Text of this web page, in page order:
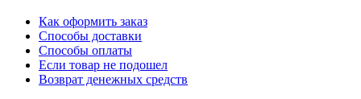
Как оформить заказ
Способы доставки
Способы оплаты
Если товар не подошел
Возврат денежных средств